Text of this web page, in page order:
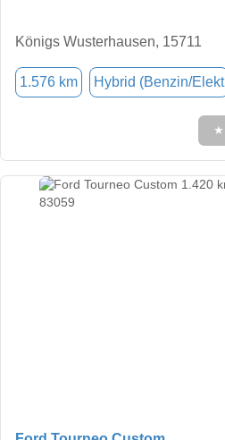
Königs Wusterhausen, 15711
1.576 km Hybrid (Benzin/Elekt
★